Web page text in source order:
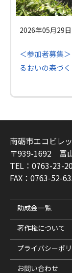
2026年05月29日
＜参加者募集
るおいの森づ
南砺市エコビレ
〒939-1692 富
TEL：0763-23-
FAX：0763-52-
助成金一覧
著作権について
プライバシーポ
お問い合わせ